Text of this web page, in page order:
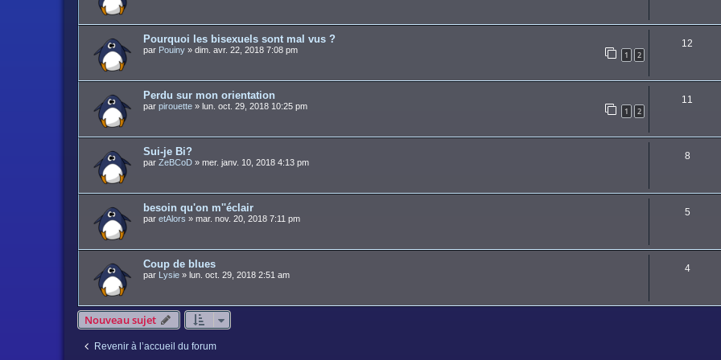
Pourquoi les bisexuels sont mal vus ?
par Pouiny » dim. avr. 22, 2018 7:08 pm 1 2
12
Perdu sur mon orientation
par pirouette » lun. oct. 29, 2018 10:25 pm 1 2
11
Sui-je Bi?
par ZeBCoD » mer. janv. 10, 2018 4:13 pm
8
besoin qu'on m''éclair
par etAlors » mar. nov. 20, 2018 7:11 pm
5
Coup de blues
par Lysie » lun. oct. 29, 2018 2:51 am
4
Nouveau sujet
Revenir à l’accueil du forum